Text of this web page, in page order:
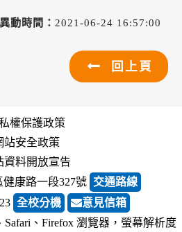
動時間： 2021-06-24 16:57:00
回上頁
權保護政策
站安全政策
資料開放宣告
健康路一段327號 交通路線
全校分機
意見信箱
Safari、Firefox 瀏覽器，螢幕解析度